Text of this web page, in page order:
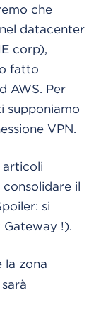
che
datacenter
corp),
fatto
AWS. Per
supponiamo
VPN.
articoli
il
si
Gateway !).
la zona